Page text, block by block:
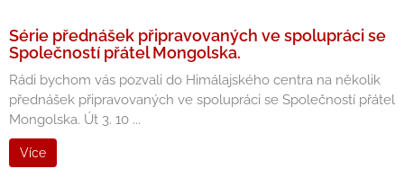
Série přednášek připravovaných ve spolupráci se
Společností přátel Mongolska.
Rádi bychom vás pozvali do Himálajského centra na několik
přednášek připravovaných ve spolupráci se Společností přátel
Mongolska. Út 3. 10 ...
Více